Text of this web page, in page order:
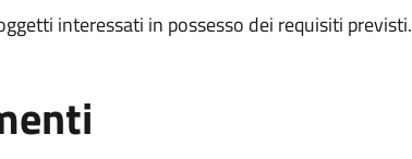
interessati in possesso dei requisiti previsti.